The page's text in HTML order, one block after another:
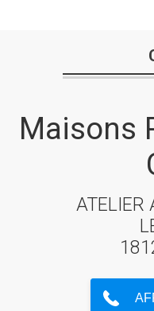
Maisons
ATELIER